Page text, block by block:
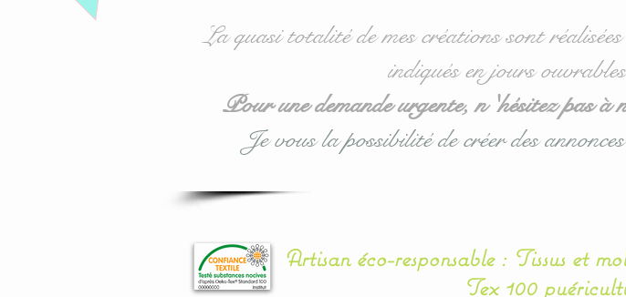
La quasi totalité de mes créations sont
indiqués en jours
Pour une demande urgente, n 'hésitez pas à
Je vous la possibilité de créer des
Artisan éco-responsable : Tissus et
Tex 100